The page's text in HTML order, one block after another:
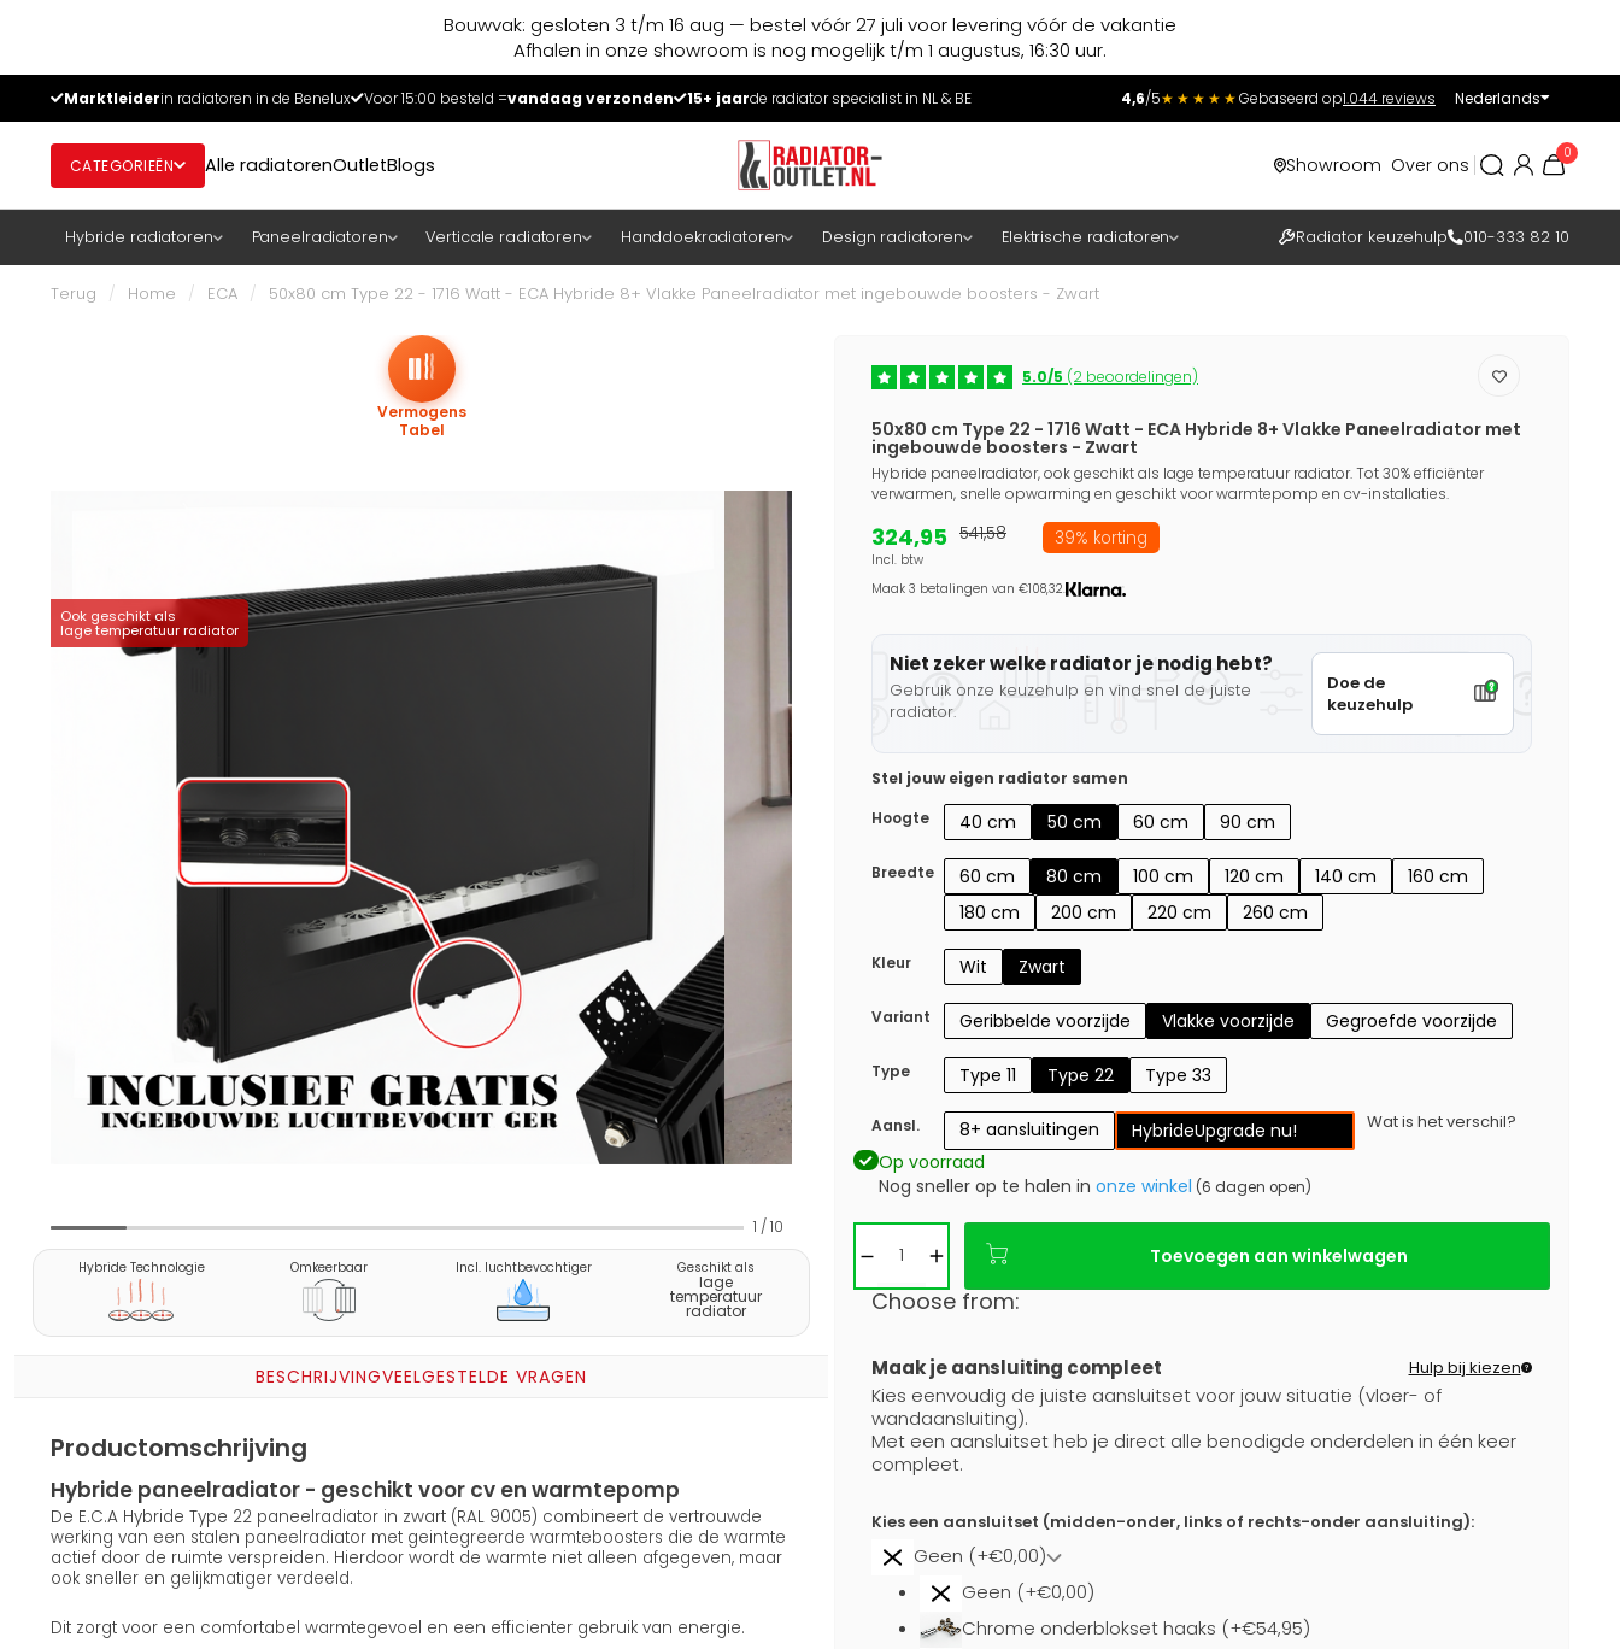
Bouwvak: gesloten 3 t/m 16 aug — bestel vóór 27 juli voor levering vóór de vakantie
Afhalen in onze showroom is nog mogelijk t/m 1 augustus, 16:30 uur.
Marktleiderin radiatoren in de Benelux Voor 15:00 besteld =vandaag verzonden 15+ jaarde radiator specialist in NL & BE 4,6/5★★★★★Gebaseerd op1.044 reviews Nederlands
CATEGORIEËN Alle radiatorenOutletBlogs Showroom Over ons
0
Hybride radiatoren Paneelradiatoren Verticale radiatoren Handdoekradiatoren Design radiatoren Elektrische radiatoren Radiator keuzehulp 010-333 82 10
Terug / Home / ECA / 50x80 cm Type 22 - 1716 Watt - ECA Hybride 8+ Vlakke Paneelradiator met ingebouwde boosters - Zwart
Ook geschikt als
lage temperatuur radiator
Vermogens
Tabel
1 /10
Hybride Technologie Omkeerbaar Incl. luchtbevochtiger Geschikt als
lage
temperatuur
radiator
BESCHRIJVINGVEELGESTELDE VRAGEN
Productomschrijving
Hybride paneelradiator - geschikt voor cv en warmtepomp
De E.C.A Hybride Type 22 paneelradiator in zwart (RAL 9005) combineert de vertrouwde
werking van een stalen paneelradiator met geintegreerde warmteboosters die de warmte
actief door de ruimte verspreiden. Hierdoor wordt de warmte niet alleen afgegeven, maar
ook sneller en gelijkmatiger verdeeld.
Dit zorgt voor een comfortabel warmtegevoel en een efficienter gebruik van energie.
5.0/5 (2 beoordelingen)
50x80 cm Type 22 - 1716 Watt - ECA Hybride 8+ Vlakke Paneelradiator met
ingebouwde boosters - Zwart
Hybride paneelradiator, ook geschikt als lage temperatuur radiator. Tot 30% efficiënter
verwarmen, snelle opwarming en geschikt voor warmtepomp en cv-installaties.
324,95
Incl. btw
541,58 39% korting
Maak 3 betalingen van €108,32.
Niet zeker welke radiator je nodig hebt?
Gebruik onze keuzehulp en vind snel de juiste
radiator.
Doe de
keuzehulp
Stel jouw eigen radiator samen
Hoogte
40 cm 50 cm 60 cm 90 cm
Breedte 60 cm 80 cm 100 cm 120 cm 140 cm
160 cm
180 cm
200 cm 220 cm 260 cm
Kleur Wit Zwart
Variant Geribbelde voorzijde Vlakke voorzijde Gegroefde voorzijde
Type Type 11 Type 22 Type 33
Aansl. 8+ aansluitingen HybrideUpgrade nu! Wat is het verschil?
Op voorraad
Nog sneller op te halen in onze winkel (6 dagen open)
Toevoegen aan winkelwagen
Choose from:
Maak je aansluiting compleet Hulp bij kiezen
Kies eenvoudig de juiste aansluitset voor jouw situatie (vloer- of
wandaansluiting).
Met een aansluitset heb je direct alle benodigde onderdelen in één keer
compleet.
Kies een aansluitset (midden-onder, links of rechts-onder aansluiting):
Geen (+€0,00)
Geen (+€0,00)
Chrome onderblokset haaks (+€54,95)